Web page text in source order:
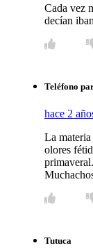
Cada vez
decían
Teléfono
hace 2
La
olores
primaveral.
Tutuca